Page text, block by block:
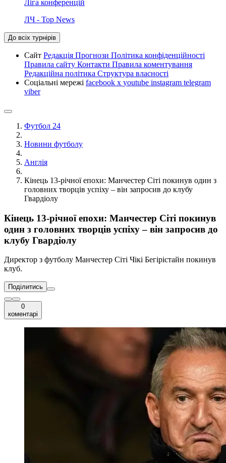
Ліга конференцій
ЛЧ - Top News
До всіх турнірів
Сайт Редакція Прогнози Політика конфіденційності
Правила сайту Контакти Правила коментування
Редакційна політика Структура власності
Соціальні мережі facebook x youtube instagram telegram
viber
Футбол 24
Новини футболу
Англія
Кінець 13-річної епохи: Манчестер Сіті покинув один з
головних творців успіху – він запросив до клубу
Гвардіолу
Кінець 13-річної епохи: Манчестер Сіті покинув
один з головних творців успіху – він запросив до
клубу Гвардіолу
Директор з футболу Манчестер Сіті Чікі Бегірістайн покинув
клуб.
Поділитись
0
коментарі